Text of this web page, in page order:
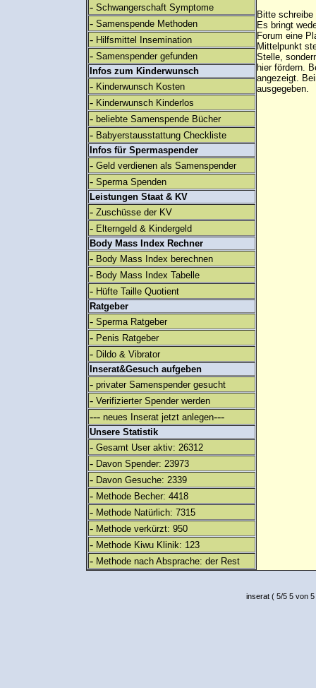
- Schwangerschaft Symptome
- Samenspende Methoden
- Hilfsmittel Insemination
- Samenspender gefunden
Infos zum Kinderwunsch
- Kinderwunsch Kosten
- Kinderwunsch Kinderlos
- beliebte Samenspende Bücher
- Babyerstausstattung Checkliste
Infos für Spermaspender
- Geld verdienen als Samenspender
- Sperma Spenden
Leistungen Staat & KV
- Zuschüsse der KV
- Elterngeld & Kindergeld
Body Mass Index Rechner
- Body Mass Index berechnen
- Body Mass Index Tabelle
- Hüfte Taille Quotient
Ratgeber
- Sperma Ratgeber
- Penis Ratgeber
- Dildo & Vibrator
Inserat&Gesuch aufgeben
- privater Samenspender gesucht
- Verifizierter Spender werden
--- neues Inserat jetzt anlegen---
Unsere Statistik
- Gesamt User aktiv: 26312
- Davon Spender: 23973
- Davon Gesuche: 2339
- Methode Becher: 4418
- Methode Natürlich: 7315
- Methode verkürzt: 950
- Methode Kiwu Klinik: 123
- Methode nach Absprache: der Rest
Bitte
Es bringt
Forum eine
Mittelpunkt
Stelle,
hier fördern.
angezeigt.
ausgegeben.
inserat( 5/5 5 von 5